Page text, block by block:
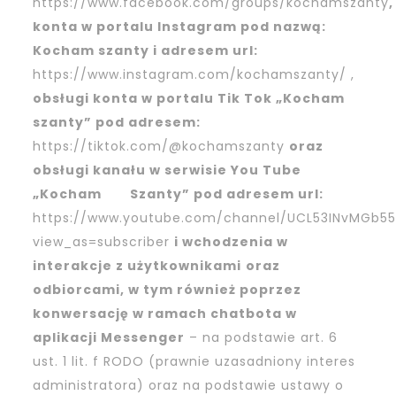
konta w portalu Instagram pod nazwą:
Kocham szanty i adresem url:
https://www.instagram.com/kochamszanty/ ,
obsługi konta w portalu Tik Tok „Kocham
szanty” pod adresem:
https://tiktok.com/@kochamszanty oraz
obsługi kanału w serwisie You Tube
„Kocham Szanty” pod adresem url:
https://www.youtube.com/channel/
view_as=subscriber i wchodzenia w
interakcje z użytkownikami oraz
odbiorcami, w tym również poprzez
konwersację w ramach chatbota w
aplikacji Messenger – na podstawie art. 6
ust. 1 lit. f RODO (prawnie uzasadniony interes
administratora) oraz na podstawie ustawy o